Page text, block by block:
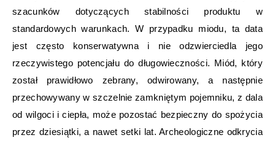
szacunków dotyczących stabilności produktu w
standardowych warunkach. W przypadku miodu, ta data
jest często konserwatywna i nie odzwierciedla jego
rzeczywistego potencjału do długowieczności. Miód, który
został prawidłowo zebrany, odwirowany, a następnie
przechowywany w szczelnie zamkniętym pojemniku, z dala
od wilgoci i ciepła, może pozostać bezpieczny do spożycia
przez dziesiątki, a nawet setki lat. Archeologiczne odkrycia